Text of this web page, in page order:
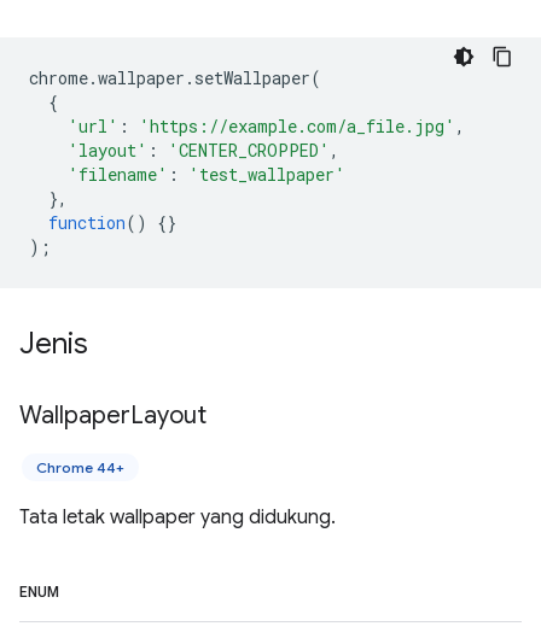
chrome.wallpaper . setWallpaper(
{
'url' : 'https://example.com/a_file.jpg' ,
'layout' : 'CENTER_CROPPED' ,
'filename' :
'test_wallpaper'
},
function()
{}
);
Jenis
WallpaperLayout
Chrome 44+
Tata letak wallpaper yang didukung.
ENUM